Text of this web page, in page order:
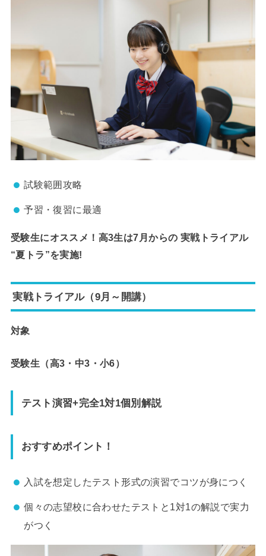
試験範囲攻略
予習・復習に最適
受験生にオススメ！ 高3生は7月からの 実戦トライアル
“夏トラ”を実施!
実戦トライアル（9月～開講）
対象
受験生（高3・中3・小6）
テスト演習+完全1対1個別解説
おすすめポイント！
入試を想定したテスト形式の演習でコツが身につく
個々の志望校に合わせたテストと1対1の解説で実力
がつく